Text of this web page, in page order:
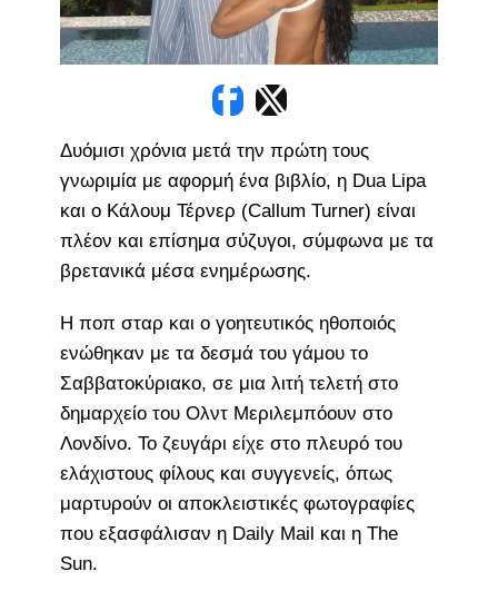
Δυόμισι χρόνια μετά την πρώτη τους
γνωριμία με αφορμή ένα βιβλίο, η Dua Lipa
και ο Κάλουμ Τέρνερ (Callum Turner) είναι
πλέον και επίσημα σύζυγοι, σύμφωνα με τα
βρετανικά μέσα ενημέρωσης.
Η ποπ σταρ και ο γοητευτικός ηθοποιός
ενώθηκαν με τα δεσμά του γάμου το
Σαββατοκύριακο, σε μια λιτή τελετή στο
δημαρχείο του Ολντ Μεριλεμπόουν στο
Λονδίνο. Το ζευγάρι είχε στο πλευρό του
ελάχιστους φίλους και συγγενείς, όπως
μαρτυρούν οι αποκλειστικές φωτογραφίες
που εξασφάλισαν η Daily Mail και η The
Sun.